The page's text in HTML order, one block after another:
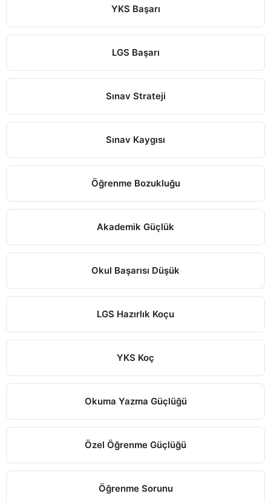
YKS Başarı
LGS Başarı
Sınav Strateji
Sınav Kaygısı
Öğrenme Bozukluğu
Akademik Güçlük
Okul Başarısı Düşük
LGS Hazırlık Koçu
YKS Koç
Okuma Yazma Güçlüğü
Özel Öğrenme Güçlüğü
Öğrenme Sorunu